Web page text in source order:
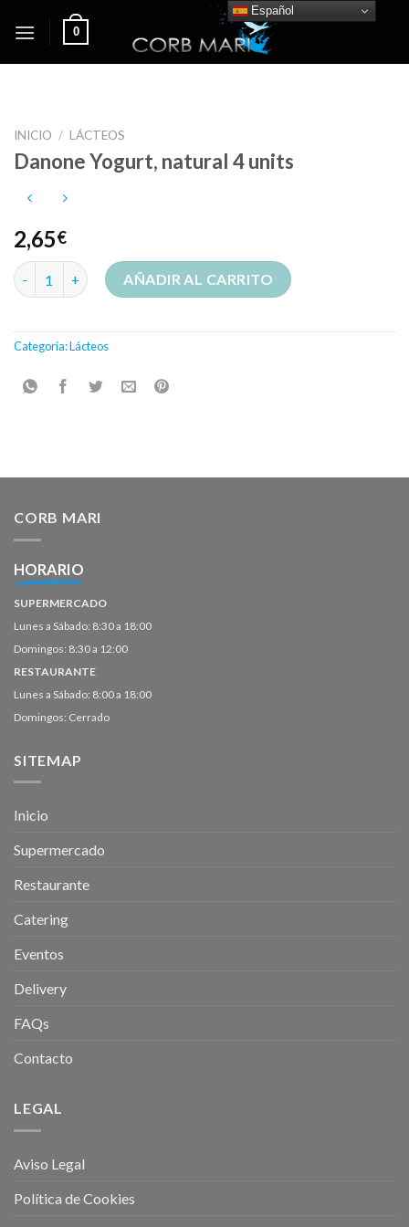
0
INICIO / LÁCTEOS
Danone Yogurt, natural 4 units
2,65€
Danone Yogurt, natural 4 units cantidad
AÑADIR AL CARRITO
Categoría:Lácteos
CORB MARI
HORARIO
SUPERMERCADO
Lunes a Sábado: 8:30 a 18:00
Domingos: 8:30 a 12:00
RESTAURANTE
Lunes a Sábado: 8:00 a 18:00
Domingos: Cerrado
SITEMAP
Inicio
Supermercado
Restaurante
Catering
Eventos
Delivery
FAQs
Contacto
LEGAL
Aviso Legal
Política de Cookies
Español